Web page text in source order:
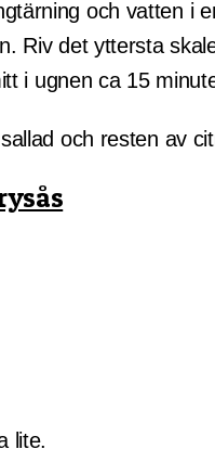
och vatten i
Riv det yttersta
i ugnen ca 15
och resten av
lite.